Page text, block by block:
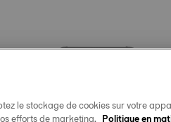
le stockage de cookies sur votre
efforts de marketing. Politique en